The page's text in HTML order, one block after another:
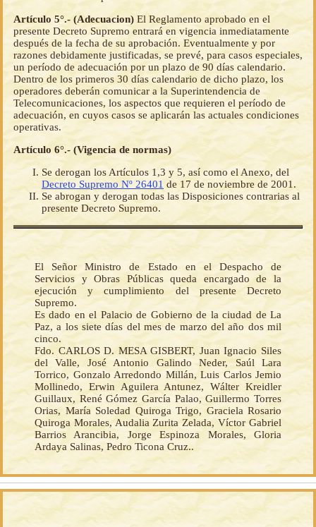
Artículo 5°.- (Adecuacion) El Reglamento aprobado en el
presente Decreto Supremo entrará en vigencia inmediatamente
después de la fecha de su aprobación. Eventualmente y por
razones debidamente justificadas, se prevé, para casos especiales,
un período de adecuación por un plazo de 90 días calendario.
Dentro de los primeros 30 días calendario de dicho plazo, los
operadores deberán comunicar a la Superintendencia de
Telecomunicaciones, los aspectos que requieren el período de
adecuación, en cuyos casos se aplicarán las actuales condiciones
operativas.
Artículo 6°.- (Vigencia de normas)
Se derogan los Artículos 1,3 y 5, así como el Anexo, del
Decreto Supremo Nº 26401 de 17 de noviembre de 2001.
Se abrogan y derogan todas las Disposiciones contrarias al
presente Decreto Supremo.
El Señor Ministro de Estado en el Despacho de
Servicios y Obras Públicas queda encargado de la
ejecución y cumplimiento del presente Decreto
Supremo.
Es dado en el Palacio de Gobierno de la ciudad de La
Paz, a los siete días del mes de marzo del año dos mil
cinco.
Fdo. CARLOS D. MESA GISBERT, Juan Ignacio Siles
del Valle, José Antonio Galindo Neder, Saúl Lara
Torrico, Gonzalo Arredondo Millán, Luis Carlos Jemio
Mollinedo, Erwin Aguilera Antunez, Wálter Kreidler
Guillaux, René Gómez García Palao, Guillermo Torres
Orias, María Soledad Quiroga Trigo, Graciela Rosario
Quiroga Morales, Audalia Zurita Zelada, Víctor Gabriel
Barrios Arancibia, Jorge Espinoza Morales, Gloria
Ardaya Salinas, Pedro Ticona Cruz..